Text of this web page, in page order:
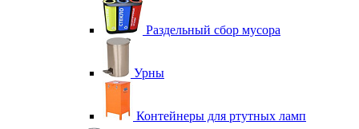
Раздельный сбор мусора
Урны
Контейнеры для ртутных ламп